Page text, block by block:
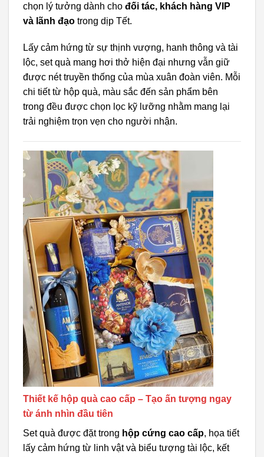
chọn lý tưởng dành cho đối tác, khách hàng VIP
và lãnh đạo trong dịp Tết.
Lấy cảm hứng từ sự thịnh vượng, hanh thông và tài
lộc, set quà mang hơi thở hiện đại nhưng vẫn giữ
được nét truyền thống của mùa xuân đoàn viên. Mỗi
chi tiết từ hộp quà, màu sắc đến sản phẩm bên
trong đều được chọn lọc kỹ lưỡng nhằm mang lại
trải nghiệm trọn vẹn cho người nhận.
Thiết kế hộp quà cao cấp – Tạo ấn tượng ngay
từ ánh nhìn đầu tiên
Set quà được đặt trong hộp cứng cao cấp, họa tiết
lấy cảm hứng từ linh vật và biểu tượng tài lộc, kết